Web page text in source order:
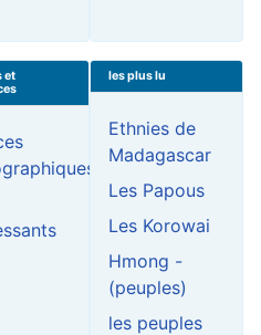
et
les plus lu
Ethnies de
Madagascar
Les Papous
Les Korowai
Hmong -
(peuples)
les peuples